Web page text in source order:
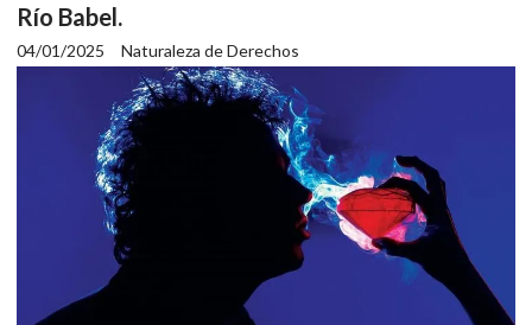
Río Babel.
Naturaleza de Derechos
04/01/2025